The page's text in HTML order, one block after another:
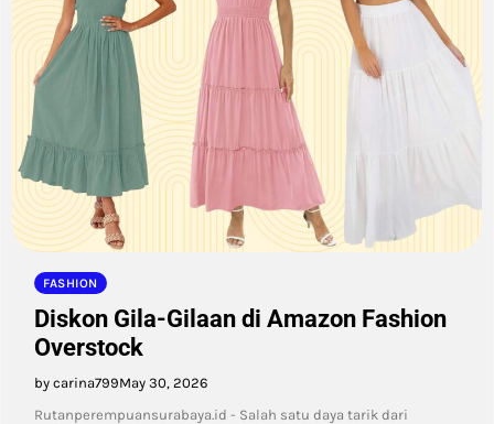
FASHION
Diskon Gila-Gilaan di Amazon Fashion
Overstock
by carina799May 30, 2026
Rutanperempuansurabaya.id - Salah satu daya tarik dari